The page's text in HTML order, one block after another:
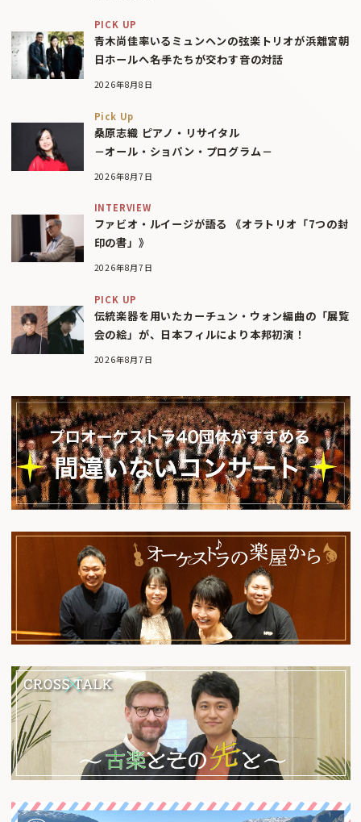
PICK UP
青木尚佳率いるミュンヘンの弦楽トリオが浜離宮朝
日ホールへ――名手たちが交わす音の対話
2026年8月8日
Pick Up
桑原志織 ピアノ・リサイタル
－オール・ショパン・プログラム－
2026年8月7日
INTERVIEW
ファビオ・ルイージが語る 《オラトリオ「7つの封
印の書」》
2026年8月7日
PICK UP
伝統楽器を用いたカーチュン・ウォン編曲の「展覧
会の絵」が、日本フィルにより本邦初演！
2026年8月7日